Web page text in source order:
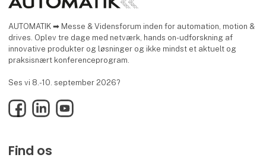
AUTOMATIK ➡ Messe & Vidensforum inden for automation, motion &
drives. Oplev tre dage med netværk, hands on-udforskning af
innovative produkter og løsninger og ikke mindst et aktuelt og
praksisnært konferenceprogram.
Ses vi 8.-10. september 2026?
FacebookLinkedInYouTube
Find os